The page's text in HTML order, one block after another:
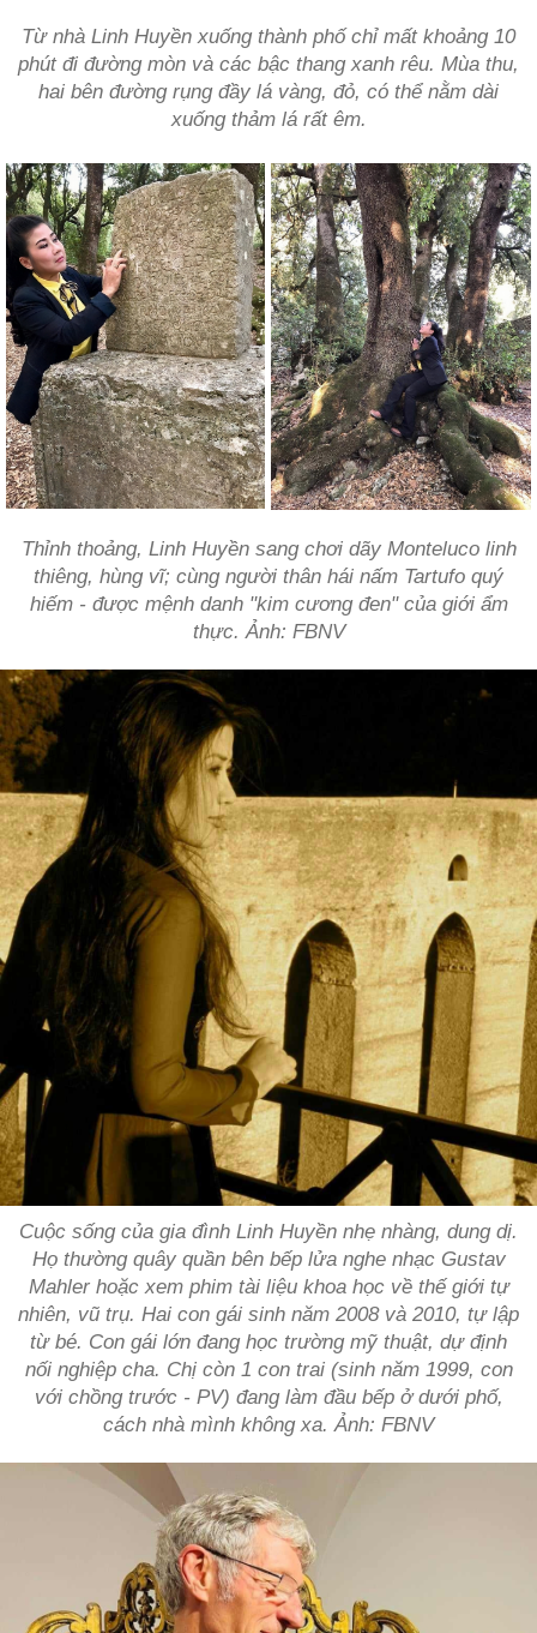
Từ nhà Linh Huyền xuống thành phố chỉ mất khoảng 10
phút đi đường mòn và các bậc thang xanh rêu. Mùa thu,
hai bên đường rụng đầy lá vàng, đỏ, có thể nằm dài
xuống thảm lá rất êm.
Thỉnh thoảng, Linh Huyền sang chơi dãy Monteluco linh
thiêng, hùng vĩ; cùng người thân hái nấm Tartufo quý
hiếm - được mệnh danh "kim cương đen" của giới ẩm
thực. Ảnh: FBNV
Cuộc sống của gia đình Linh Huyền nhẹ nhàng, dung dị.
Họ thường quây quần bên bếp lửa nghe nhạc Gustav
Mahler hoặc xem phim tài liệu khoa học về thế giới tự
nhiên, vũ trụ. Hai con gái sinh năm 2008 và 2010, tự lập
từ bé. Con gái lớn đang học trường mỹ thuật, dự định
nối nghiệp cha. Chị còn 1 con trai (sinh năm 1999, con
với chồng trước - PV) đang làm đầu bếp ở dưới phố,
cách nhà mình không xa. Ảnh: FBNV